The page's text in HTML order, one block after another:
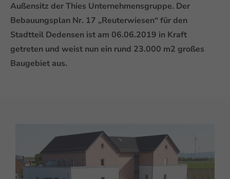
Außensitz der Thies Unternehmensgruppe. Der
Bebauungsplan Nr. 17 „Reuterwiesen“ für den
Stadtteil Dedensen ist am 06.06.2019 in Kraft
getreten und weist nun ein rund 23.000 m2 großes
Baugebiet aus.